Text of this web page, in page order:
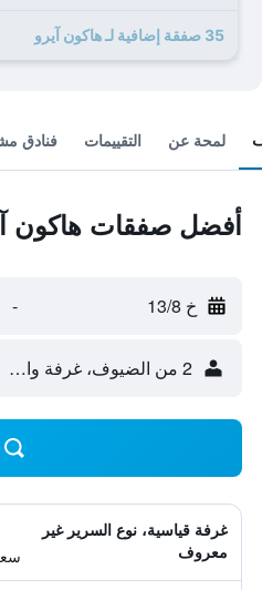
35 صفقة إضافية لـ هاكون آيرو
لمحة عن التقييمات فنادق
أفضل صفقات هاكون
خ 13/8 -
2 من الضيوف، غرفة واحدة
غرفة قياسية، نوع السرير غير
معروف